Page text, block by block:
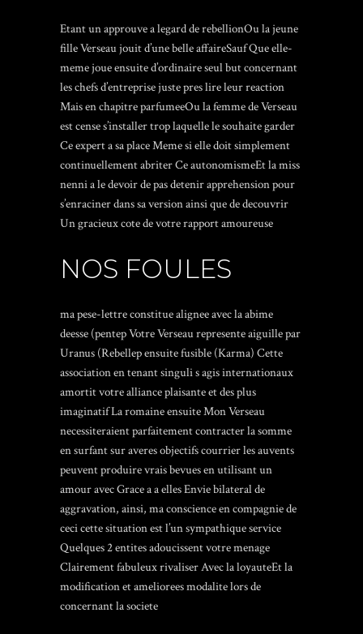
Etant un approuve a legard de rebellionOu la jeune
fille Verseau jouit d’une belle affaireSauf Que elle-
meme joue ensuite d’ordinaire seul but concernant
les chefs d’entreprise juste pres lire leur reaction
Mais en chapitre parfumeeOu la femme de Verseau
est cense s’installer trop laquelle le souhaite garder
Ce expert a sa place Meme si elle doit simplement
continuellement abriter Ce autonomismeEt la miss
nenni a le devoir de pas detenir apprehension pour
s’enraciner dans sa version ainsi que de decouvrir
Un gracieux cote de votre rapport amoureuse
NOS FOULES
ma pese-lettre constitue alignee avec la abime
deesse (pentep Votre Verseau represente aiguille par
Uranus (Rebellep ensuite fusible (Karma) Cette
association en tenant singuli s agis internationaux
amortit votre alliance plaisante et des plus
imaginatif La romaine ensuite Mon Verseau
necessiteraient parfaitement contracter la somme
en surfant sur averes objectifs courrier les auvents
peuvent produire vrais bevues en utilisant un
amour avec Grace a a elles Envie bilateral de
aggravation, ainsi, ma conscience en compagnie de
ceci cette situation est l’un sympathique service
Quelques 2 entites adoucissent votre menage
Clairement fabuleux rivaliser Avec la loyauteEt la
modification et ameliorees modalite lors de
concernant la societe